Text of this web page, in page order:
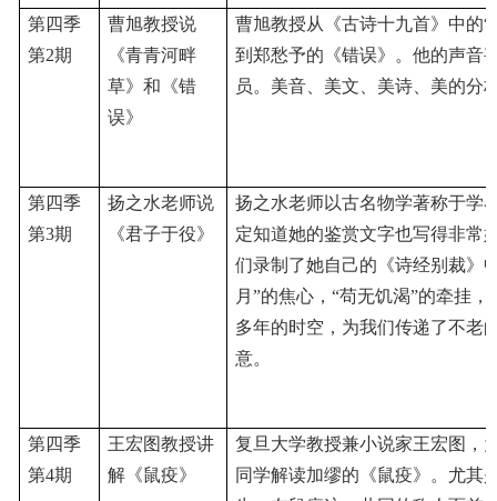
第四季
第2期
曹旭教授说
《青青河畔
草》和《错
误》
曹旭教授从《古诗十九首》中的“
到郑愁予的《错误》。他的声音
员。美音、美文、美诗、美的分
第四季
第3期
扬之水老师说
《君子于役》
扬之水老师以古名物学著称于学
定知道她的鉴赏文字也写得非常
们录制了她自己的《诗经别裁》
月”的焦心，“苟无饥渴”的牵挂
多年的时空，为我们传递了不老
意。
第四季
第4期
王宏图教授讲
解《鼠疫》
复旦大学教授兼小说家王宏图，
同学解读加缪的《鼠疫》
。 尤其